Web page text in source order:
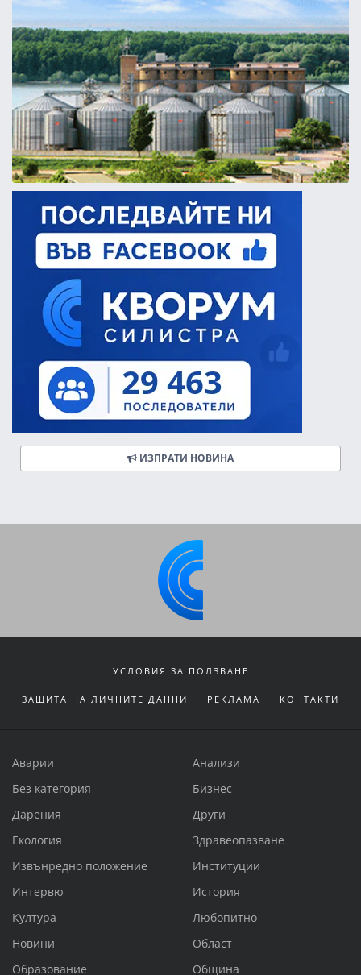
ИЗПРАТИ НОВИНА
УСЛОВИЯ ЗА ПОЛЗВАНЕ
ЗАЩИТА НА ЛИЧНИТЕ ДАННИ РЕКЛАМА КОНТАКТИ
Аварии
Анализи
Без категория
Бизнес
Дарения
Други
Екология
Здравеопазване
Извънредно положение
Институции
Интервю
История
Култура
Любопитно
Новини
Област
Образование
Община